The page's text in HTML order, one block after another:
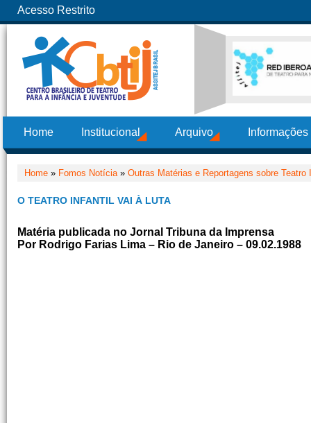
Acesso Restrito
Home Institucional Arquivo
Home » Fomos Notícia» Outras Matérias e Reportagens sobre Teatro
O TEATRO INFANTIL VAI À LUTA
Matéria publicada no Jornal Tribuna da Imprensa
Por Rodrigo Farias Lima – Rio de Janeiro – 09.02.1988